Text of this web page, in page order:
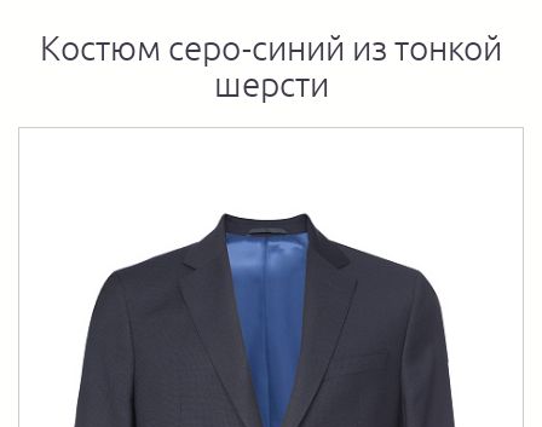
Костюм серо-синий из тонкой
шерсти